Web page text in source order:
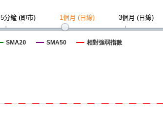
5分鐘 (即市) 1個月 (日線) 3個月 (日線)